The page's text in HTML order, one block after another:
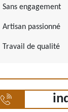
Sans engagement
Artisan passionné
Travail de qualité